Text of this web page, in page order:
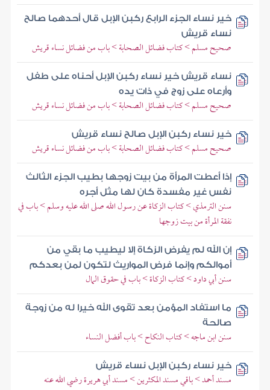
خير نساء الجزء الرابع ركبن الإبل قال أحدهما صالح
نساء قريش
صحيح مسلم > كتاب فضائل الصحابة > باب من فضائل نساء قريش
نساء قريش خير نساء ركبن الإبل أحناه على طفل
وأرعاه على زوج في ذات يده
صحيح مسلم > كتاب فضائل الصحابة > باب من فضائل نساء قريش
خير نساء ركبن الإبل صالح نساء قريش
صحيح مسلم > كتاب فضائل الصحابة > باب من فضائل نساء قريش
إذا أعطت المرأة من بيت زوجها بطيب الجزء الثالث
نفس غير مفسدة كان لها مثل أجره
سنن الترمذي > كتاب الزكاة عن رسول الله صلى الله عليه وسلم > باب في
نفقة المرأة من بيت زوجها
إن الله لم يفرض الزكاة إلا ليطيب ما بقي من
أموالكم وإنما فرض المواريث لتكون لمن بعدكم
سنن أبي داود > كتاب الزكاة > باب في حقوق المال
ما استفاد المؤمن بعد تقوى الله خيرا له من زوجة
صالحة
سنن ابن ماجه > كتاب النكاح > باب أفضل النساء
خير نساء ركبن الإبل نساء قريش
مسند أحمد > باقي مسند المكثرين > مسند أبي هريرة رضي الله عنه